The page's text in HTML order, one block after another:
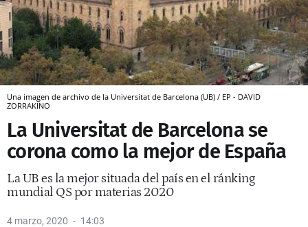
Una imagen de archivo de la Universitat de Barcelona (UB) / EP - DAVID
ZORRAKINO
La Universitat de Barcelona se
corona como la mejor de España
La UB es la mejor situada del país en el ránking
mundial QS por materias 2020
4 marzo, 2020 14:03